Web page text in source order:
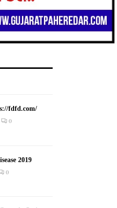
fdfd.com/
0
2019
0